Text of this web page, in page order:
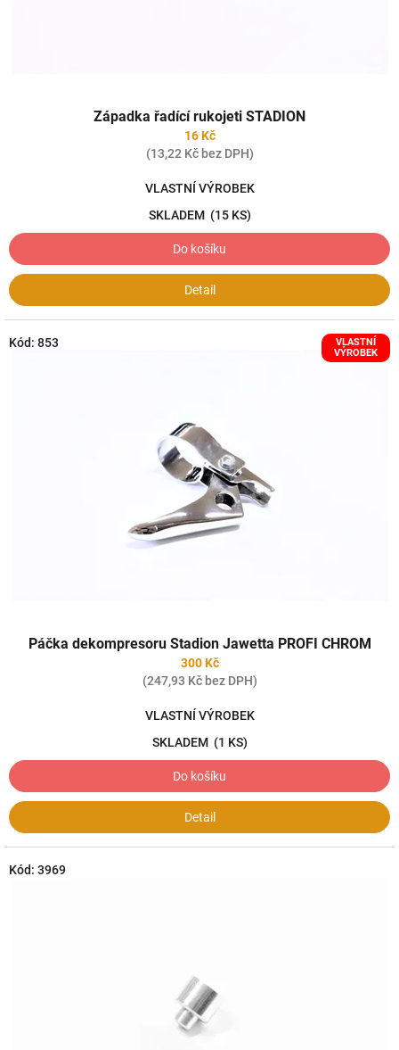
Západka řadící rukojeti STADION
16 Kč
(13,22 Kč bez DPH)
VLASTNÍ VÝROBEK
SKLADEM (15 KS)
Do košíku
Detail
VLASTNÍ
VÝROBEK
Páčka dekompresoru Stadion Jawetta PROFI CHROM
300 Kč
(247,93 Kč bez DPH)
VLASTNÍ VÝROBEK
SKLADEM (1 KS)
Do košíku
Detail
Kód: 853
Kód: 3969